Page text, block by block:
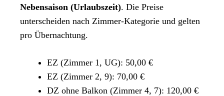
Nebensaison (Urlaubszeit). Die Preise
unterscheiden nach Zimmer-Kategorie und gelten
pro Übernachtung.
EZ (Zimmer 1, UG): 50,00 €
EZ (Zimmer 2, 9): 70,00 €
DZ ohne Balkon (Zimmer 4, 7): 120,00 €